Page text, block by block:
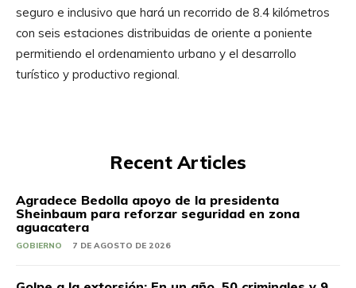
seguro e inclusivo que hará un recorrido de 8.4 kilómetros
con seis estaciones distribuidas de oriente a poniente
permitiendo el ordenamiento urbano y el desarrollo
turístico y productivo regional.
Recent Articles
Agradece Bedolla apoyo de la presidenta
Sheinbaum para reforzar seguridad en zona
aguacatera
GOBIERNO 7 DE AGOSTO DE 2026